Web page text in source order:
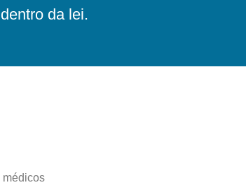
dentro da lei.